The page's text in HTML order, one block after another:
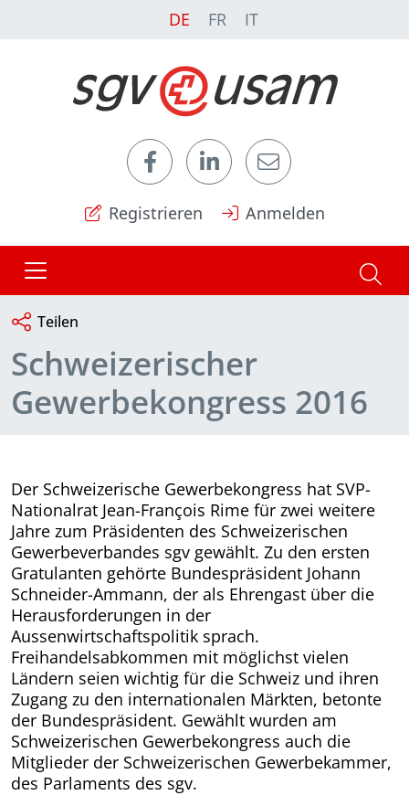
DE FR IT
Registrieren Anmelden
Teilen
Schweizerischer
Gewerbekongress 2016
Der Schweizerische Gewerbekongress hat SVP-
Nationalrat Jean-François Rime für zwei weitere
Jahre zum Präsidenten des Schweizerischen
Gewerbeverbandes sgv gewählt. Zu den ersten
Gratulanten gehörte Bundespräsident Johann
Schneider-Ammann, der als Ehrengast über die
Herausforderungen in der
Aussenwirtschaftspolitik sprach.
Freihandelsabkommen mit möglichst vielen
Ländern seien wichtig für die Schweiz und ihren
Zugang zu den internationalen Märkten, betonte
der Bundespräsident. Gewählt wurden am
Schweizerischen Gewerbekongress auch die
Mitglieder der Schweizerischen Gewerbekammer,
des Parlaments des sgv.